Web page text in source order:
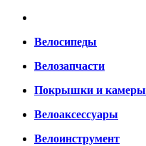
Велосипеды
Велозапчасти
Покрышки и камеры
Велоаксессуары
Велоинструмент